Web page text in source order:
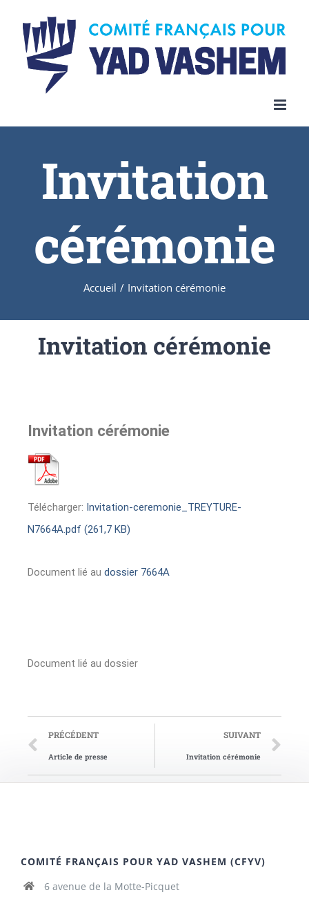
Invitation
cérémonie
Accueil / Invitation cérémonie
Invitation cérémonie
Invitation cérémonie
Télécharger: Invitation-ceremonie_TREYTURE-
N7664A.pdf (261,7 KB)
Document lié au dossier 7664A
Document lié au dossier
PRÉCÉDENT
Article de presse
SUIVANT
Invitation cérémonie
COMITÉ FRANÇAIS POUR YAD VASHEM (CFYV)
6 avenue de la Motte-Picquet